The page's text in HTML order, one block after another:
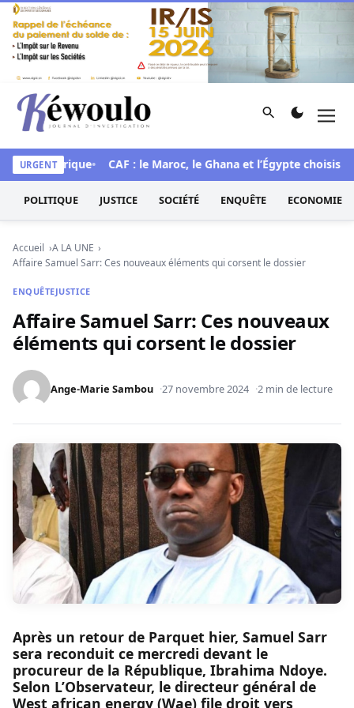
Aller au contenu
Kéwoulo, le premier site d'information et d'investigation
Rechercher
URGENT
historique CAF : le Maroc, le Ghana et l’Égypte choisis
POLITIQUE JUSTICE SOCIÉTÉ ENQUÊTE ECONOMIE
Accueil
A LA UNE
Affaire Samuel Sarr: Ces nouveaux éléments qui corsent le dossier
ENQUÊTEJUSTICE
Affaire Samuel Sarr: Ces nouveaux
éléments qui corsent le dossier
Ange-Marie Sambou 27 novembre 2024 2 min de lecture
Après un retour de Parquet hier, Samuel Sarr
sera reconduit ce mercredi devant le
procureur de la République, Ibrahima Ndoye.
Selon L’Observateur, le directeur général de
West african energy (Wae) file droit vers